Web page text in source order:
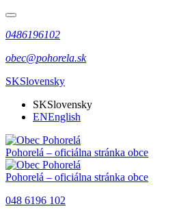
0486196102
obec@pohorela.sk
SKSlovensky
SKSlovensky
ENEnglish
Pohorelá – oficiálna stránka obce
Pohorelá – oficiálna stránka obce
048 6196 102